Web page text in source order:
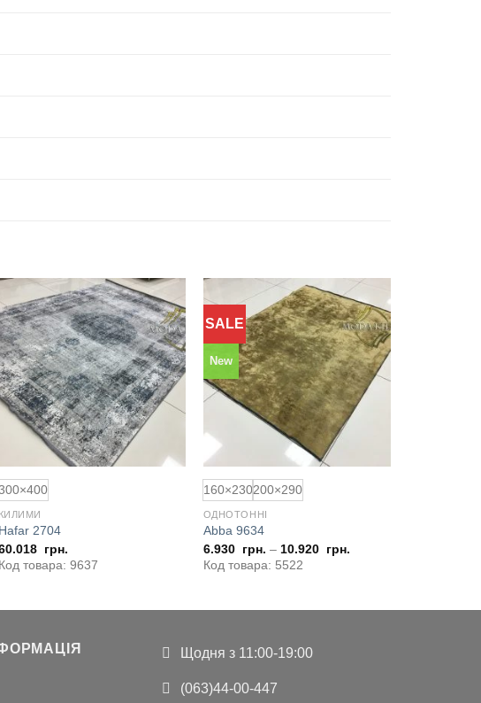
КИЛИМИ
Hafar 2704
грн.
Код товара: 9637
SALE
New
160×230200×290
ОДНОТОННІ
Abba 9634
6.930 грн. – 10.920 грн.
Код товара: 5522
Щодня з 11:00-19:00
(063)44-00-447